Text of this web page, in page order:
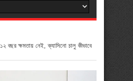
১২ বছর ক্ষমতায় নেই, ক্যাসিনো চালু কীভাবে